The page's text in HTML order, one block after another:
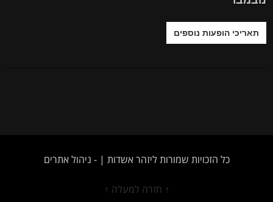
תאריכי הופעות נוספים
כל הזכויות שמורות ליזהר אשדות | - ניהול אתרים
↑ חזרה למעלה ↑